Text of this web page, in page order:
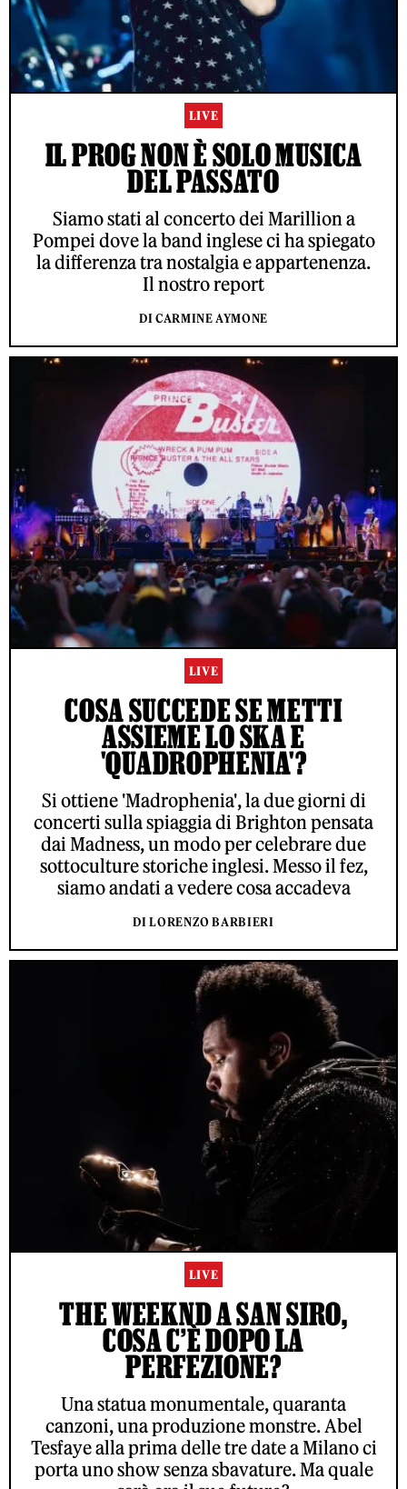
LIVE
IL PROG NON È SOLO MUSICA
DEL PASSATO
Siamo stati al concerto dei Marillion a
Pompei dove la band inglese ci ha spiegato
la differenza tra nostalgia e appartenenza.
Il nostro report
DI CARMINE AYMONE
LIVE
COSA SUCCEDE SE METTI
ASSIEME LO SKA E
'QUADROPHENIA'?
Si ottiene 'Madrophenia', la due giorni di
concerti sulla spiaggia di Brighton pensata
dai Madness, un modo per celebrare due
sottoculture storiche inglesi. Messo il fez,
siamo andati a vedere cosa accadeva
DI LORENZO BARBIERI
LIVE
THE WEEKND A SAN SIRO,
COSA C’È DOPO LA
PERFEZIONE?
Una statua monumentale, quaranta
canzoni, una produzione monstre. Abel
Tesfaye alla prima delle tre date a Milano ci
porta uno show senza sbavature. Ma quale